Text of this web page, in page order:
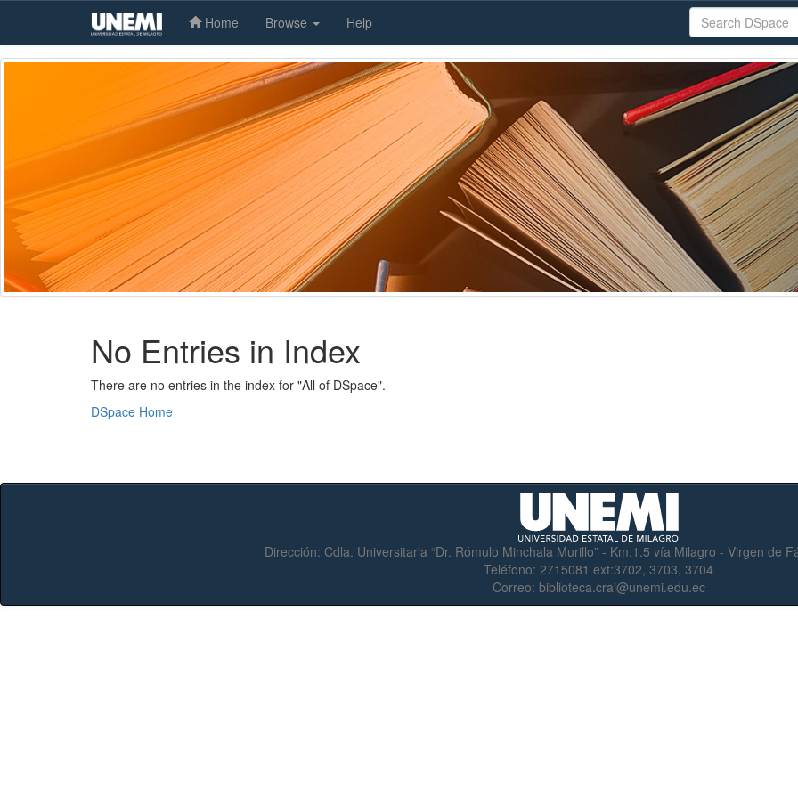
Skip
Home Browse Help
No Entries in Index
There are no entries in the index for "All of DSpace".
DSpace Home
Dirección: Cdla. Universitaria “Dr. Rómulo Minchala Murillo” - Km.1.5 vía Milagro - Virgen de
Teléfono: 2715081 ext:3702, 3703, 3704
Correo: biblioteca.crai@unemi.edu.ec